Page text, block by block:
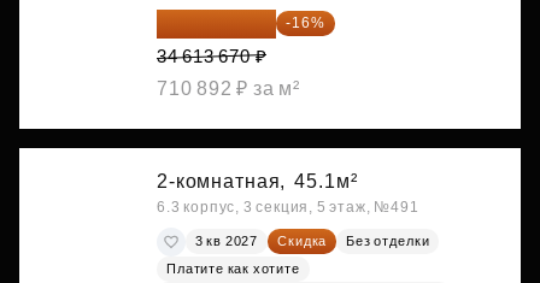
29 075 483 ₽ -16%
34 613 670 ₽
710 892 ₽ за м²
2-комнатная, 45.1м²
6.3 корпус, 3 секция, 5 этаж, №491
3 кв 2027 Скидка
Без отделки
Платите как хотите